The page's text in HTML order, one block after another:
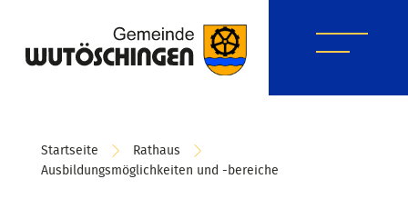
Startseite
Rathaus
Ausbildungsmöglichkeiten und -bereiche